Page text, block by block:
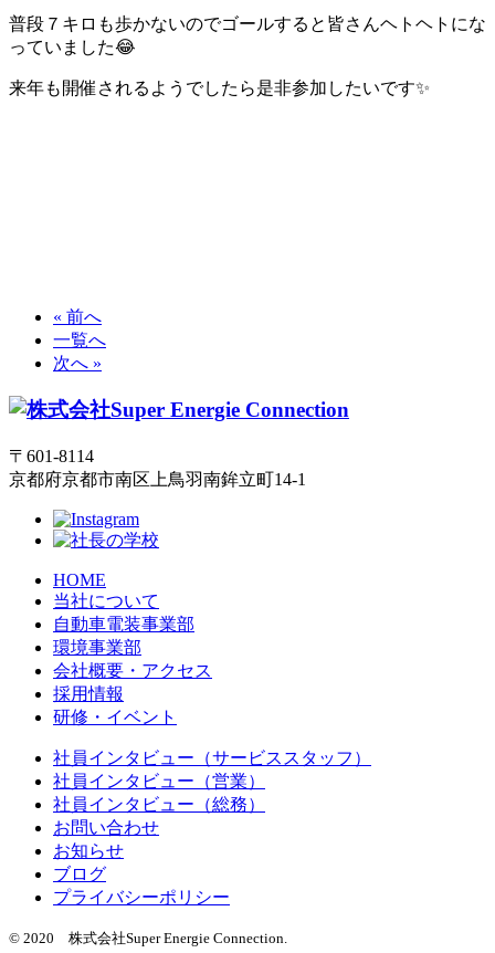
普段７キロも歩かないのでゴールすると皆さんヘトヘトにな
っていました😂
来年も開催されるようでしたら是非参加したいです✨
« 前へ
一覧へ
次へ »
〒601-8114
京都府京都市南区上鳥羽南鉾立町14-1
HOME
当社について
自動車電装事業部
環境事業部
会社概要・アクセス
採用情報
研修・イベント
社員インタビュー（サービススタッフ）
社員インタビュー（営業）
社員インタビュー（総務）
お問い合わせ
お知らせ
ブログ
プライバシーポリシー
© 2020 株式会社Super Energie Connection.